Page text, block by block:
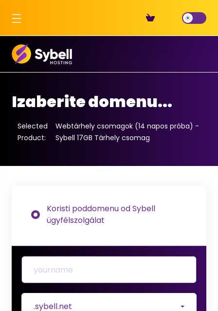
Izaberite domenu...
Selected
Product:
Webtárhely csomagok (14 napos próba) -
Sybell 17GB Tárhely csomag
Koristi poddomenu od Sybell
ügyfélszolgálat
.sybell.net